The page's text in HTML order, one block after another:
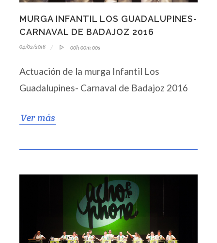
MURGA INFANTIL LOS GUADALUPINES-
CARNAVAL DE BADAJOZ 2016
04/02/2016 00h 00m 00s
Actuación de la murga Infantil Los
Guadalupines- Carnaval de Badajoz 2016
Ver más